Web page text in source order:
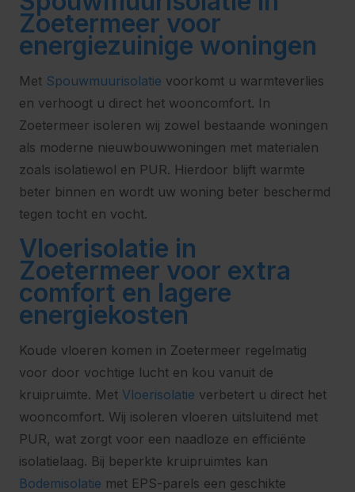
Zoetermeer voor
energiezuinige woningen
Met Spouwmuurisolatie voorkomt u warmteverlies
en verhoogt u direct het wooncomfort. In
Zoetermeer isoleren wij zowel bestaande woningen
als moderne nieuwbouwwoningen met materialen
zoals isolatiewol en PUR. Hierdoor blijft warmte
beter binnen en wordt uw woning beter beschermd
tegen tocht en vocht.
Vloerisolatie in
Zoetermeer voor extra
comfort en lagere
energiekosten
Koude vloeren komen in Zoetermeer regelmatig
voor door vochtige lucht en kou vanuit de
kruipruimte. Met Vloerisolatie verbetert u direct het
wooncomfort. Wij isoleren vloeren uitsluitend met
PUR, wat zorgt voor een naadloze en efficiënte
isolatielaag. Bij beperkte kruipruimtes kan
Bodemisolatie met EPS-parels een geschikte